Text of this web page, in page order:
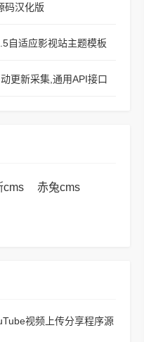
码汉化版
自适应影视站主题模板
更新采集,通用API接口
cms 赤兔cms
视频上传分享程序源